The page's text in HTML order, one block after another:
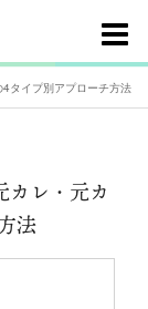
タイプ別アプローチ方法
レ・元カ
法